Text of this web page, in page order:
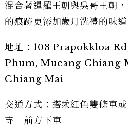
混合著暹羅王朝與吳哥王朝
的痕跡更添加歲月洗禮的味道
地址：103 Prapokkloa
Phum, Mueang Chiang
Chiang Mai
交通方式：搭乘紅色雙條車
寺」前方下車